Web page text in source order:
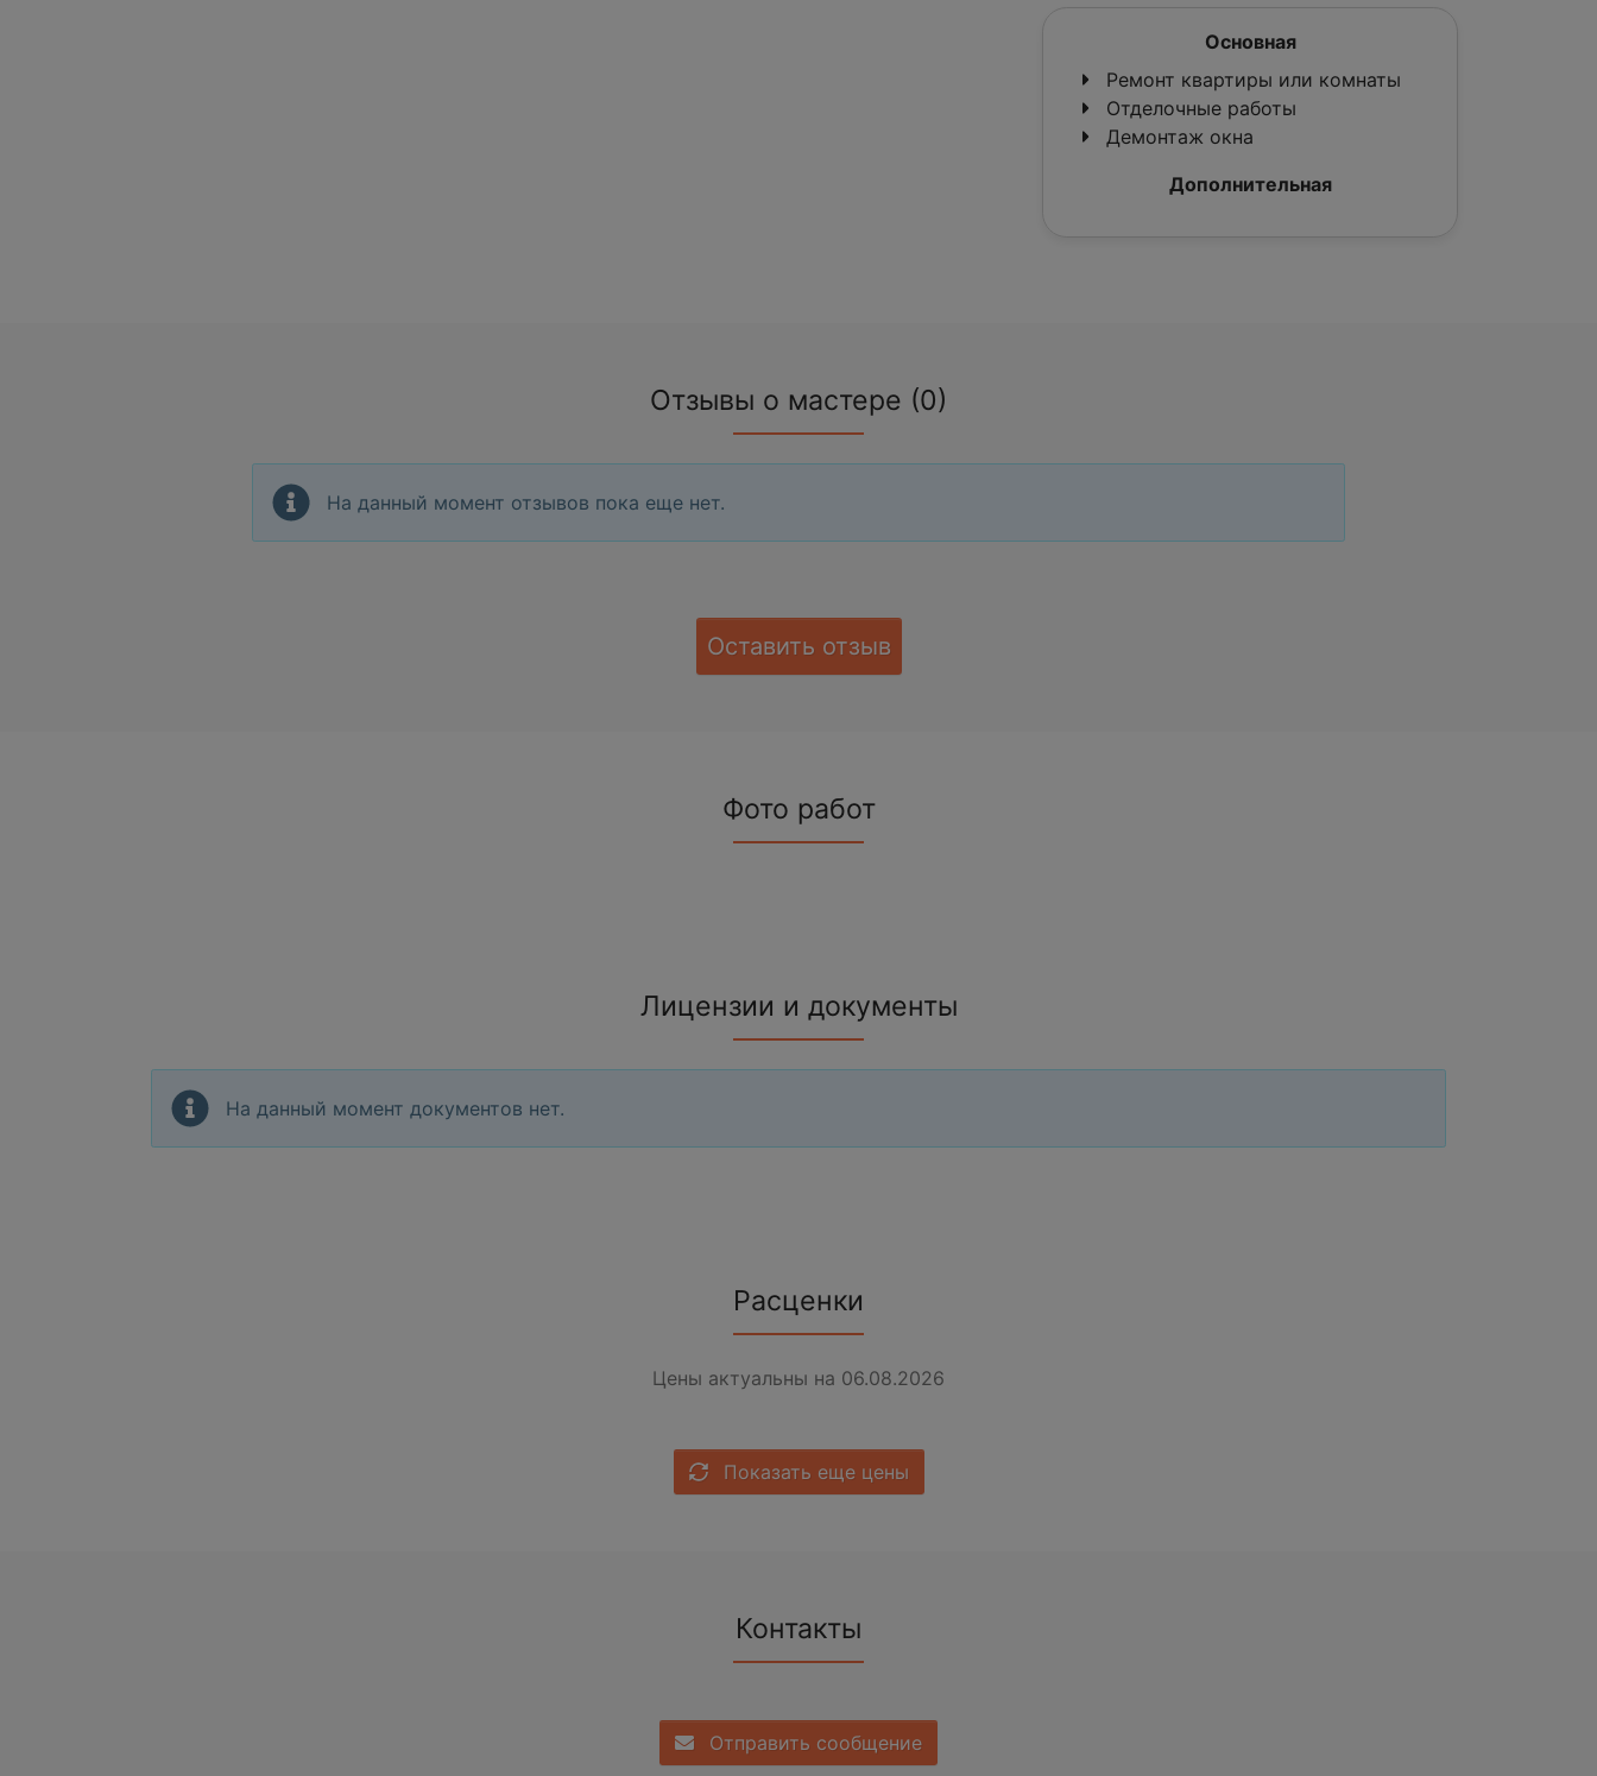
Основная
Ремонт квартиры или комнаты
Отделочные работы
Демонтаж окна
Дополнительная
Отзывы о мастере (0)
На данный момент отзывов пока еще нет.
Оставить отзыв
Фото работ
Лицензии и документы
На данный момент документов нет.
Расценки
Цены актуальны на 06.08.2026
Показать еще цены
Контакты
Отправить сообщение